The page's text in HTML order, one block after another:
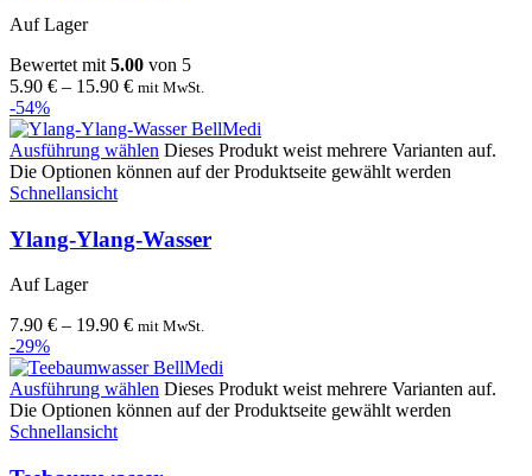
Auf Lager
Bewertet mit 5.00 von 5
5.90 € – 15.90 € mit MwSt.
-54%
Ausführung wählen Dieses Produkt weist mehrere Varianten auf.
Die Optionen können auf der Produktseite gewählt werden
Schnellansicht
Ylang-Ylang-Wasser
Auf Lager
7.90 € – 19.90 € mit MwSt.
-29%
Ausführung wählen Dieses Produkt weist mehrere Varianten auf.
Die Optionen können auf der Produktseite gewählt werden
Schnellansicht